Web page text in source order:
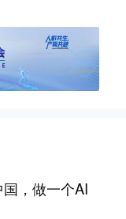
，做一个AI